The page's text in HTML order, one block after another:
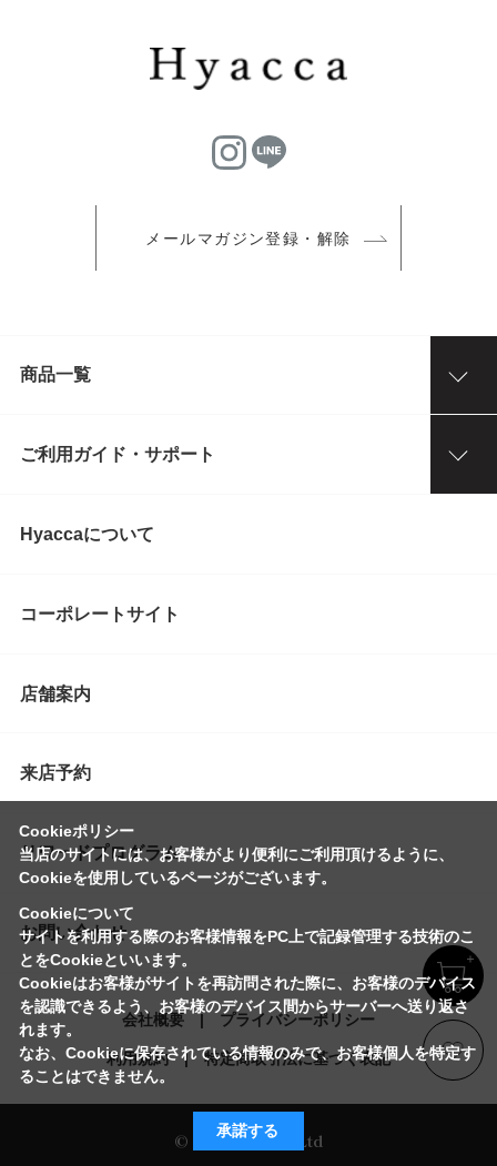
メールマガジン登録・解除
商品一覧
ご利用ガイド・サポート
Hyaccaについて
コーポレートサイト
店舗案内
来店予約
リワードプログラム
お問い合わせ
会社概要 プライバシーポリシー
利用規約 特定商取引法に基づく表記
© Imayo & Co.,Ltd
Cookieポリシー
当店のサイトには、お客様がより便利にご利用頂けるように、
Cookieを使用しているページがございます。
Cookieについて
サイトを利用する際のお客様情報をPC上で記録管理する技術のこ
とをCookieといいます。
Cookieはお客様がサイトを再訪問された際に、お客様のデバイス
を認識できるよう、お客様のデバイス間からサーバーへ送り返さ
れます。
なお、Cookieに保存されている情報のみで、お客様個人を特定す
ることはできません。
承諾する